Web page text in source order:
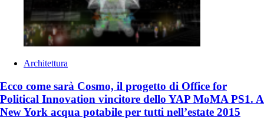
Architettura
Ecco come sarà Cosmo, il progetto di Office for
Political Innovation vincitore dello YAP MoMA PS1. A
New York acqua potabile per tutti nell’estate 2015